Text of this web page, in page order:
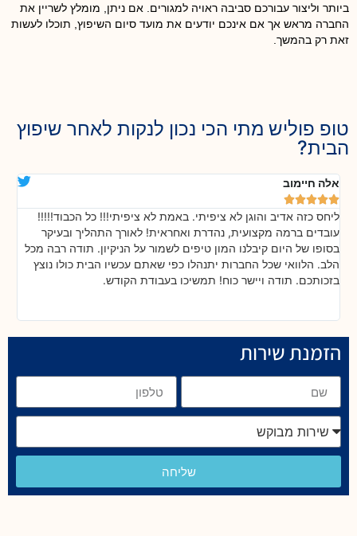
ביותר וליצור עבורכם סביבה ראויה למגורים. אם ניתן, מומלץ לשריין את
החברה מראש אך אם אינכם יודעים את מועד סיום השיפוץ, תוכלו לעשות
זאת רק בהמשך.
טופ פוליש מתי הכי נכון לנקות לאחר שיפוץ
הבית?
אלה חיימוב





ליחס כזה אדיב והוגן לא ציפיתי. באמת לא ציפיתי!!! כל הכבוד!!!!!
עובדים ברמה מקצועית, נהדרת ואחראית! לאורך התהליך ובעיקר
בסופו של היום קיבלנו המון טיפים לשמור על הניקיון. תודה רבה מכל
הלב. הלוואי שכל החברות יתנהלו כפי שאתם עכשיו הבית כולו נוצץ
בזכותכם. תודה ויישר כוח! תמשיכו בעבודת הקודש.
הזמנת שירות
שליחה